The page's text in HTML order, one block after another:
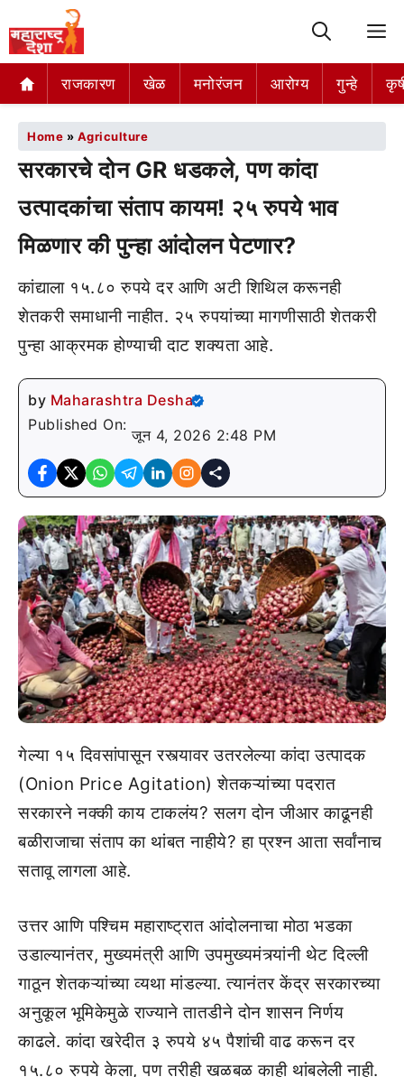
राजकारण खेळ मनोरंजन आरोग्य गुन्हे
Home » Agriculture
सरकारचे दोन GR धडकले, पण कांदा
उत्पादकांचा संताप कायम! २५ रुपये भाव
मिळणार की पुन्हा आंदोलन पेटणार?
कांद्याला १५.८० रुपये दर आणि अटी शिथिल करूनही
शेतकरी समाधानी नाहीत. २५ रुपयांच्या मागणीसाठी शेतकरी
पुन्हा आक्रमक होण्याची दाट शक्यता आहे.
by Maharashtra Desha
Published On:
जून 4, 2026 2:48 PM
गेल्या १५ दिवसांपासून रस्त्यावर उतरलेल्या कांदा उत्पादक
(Onion Price Agitation) शेतकऱ्यांच्या पदरात
सरकारने नक्की काय टाकलंय? सलग दोन जीआर काढूनही
बळीराजाचा संताप का थांबत नाहीये? हा प्रश्न आता सर्वांनाच
सतावू लागला आहे.
उत्तर आणि पश्चिम महाराष्ट्रात आंदोलनाचा मोठा भडका
उडाल्यानंतर, मुख्यमंत्री आणि उपमुख्यमंत्र्यांनी थेट दिल्ली
गाठून शेतकऱ्यांच्या व्यथा मांडल्या. त्यानंतर केंद्र सरकारच्या
अनुकूल भूमिकेमुळे राज्याने तातडीने दोन शासन निर्णय
काढले. कांदा खरेदीत ३ रुपये ४५ पैशांची वाढ करून दर
१५.८० रुपये केला, पण तरीही खळबळ काही थांबलेली नाही.